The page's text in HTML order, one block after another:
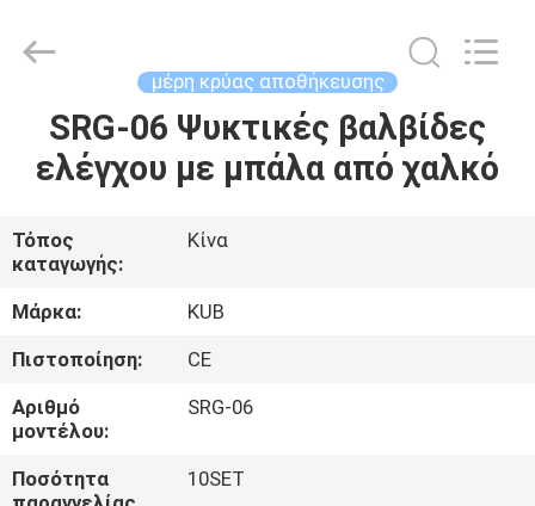
ΣΠΊΤΙ
ΕΜΦΆΝΙΣΗ
VR
ΠΕΡΊΠΟΥ
ΕΜΕΊΣ
μέρη κρύας αποθήκευσης
SRG-06 Ψυκτικές βαλβίδες
ελέγχου με μπάλα από χαλκό
Τόπος
καταγωγής:
Κίνα
Μάρκα:
KUB
Πιστοποίηση:
CE
Αριθμό
μοντέλου:
SRG-06
Ποσότητα
10SET